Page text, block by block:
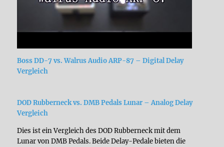
Boss DD-7 vs. Walrus Audio ARP-87 – Digital Delay
Vergleich
DOD Rubberneck vs. DMB Pedals Lunar – Analog Delay
Vergleich
Dies ist ein Vergleich des DOD Rubberneck mit dem
Lunar von DMB Pedals. Beide Delay-Pedale bieten die